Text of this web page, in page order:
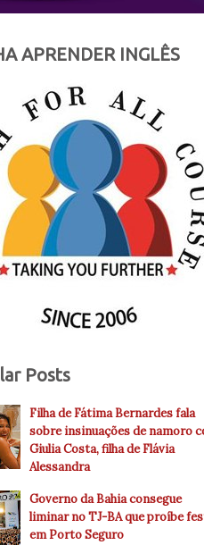
APRENDER INGLÊS
Posts
Filha de Fátima Bernardes fala
sobre insinuações de namoro
Giulia Costa, filha de Flávia
Alessandra
Governo da Bahia consegue
liminar no TJ-BA que proíbe
em Porto Seguro